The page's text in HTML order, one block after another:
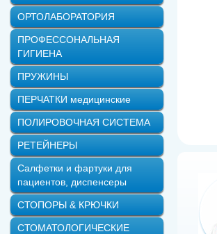
ОРТОЛАБОРАТОРИЯ
ПРОФЕССОНАЛЬНАЯ
ГИГИЕНА
ПРУЖИНЫ
ПЕРЧАТКИ медицинские
ПОЛИРОВОЧНАЯ СИСТЕМА
РЕТЕЙНЕРЫ
Салфетки и фартуки для
пациентов, диспенсеры
СТОПОРЫ & КРЮЧКИ
СТОМАТОЛОГИЧЕСКИЕ